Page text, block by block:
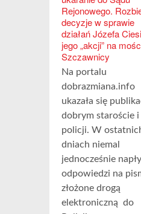
Rejonowego.
decyzje w sprawie
działań Józefa
jego „akcji” na
Szczawnicy
Na portalu
dobrazmiana.info
ukazała się
dobrym staroście i
policji. W
dniach niemal
jednocześnie
odpowiedzi na
złożone drogą
elektroniczną do